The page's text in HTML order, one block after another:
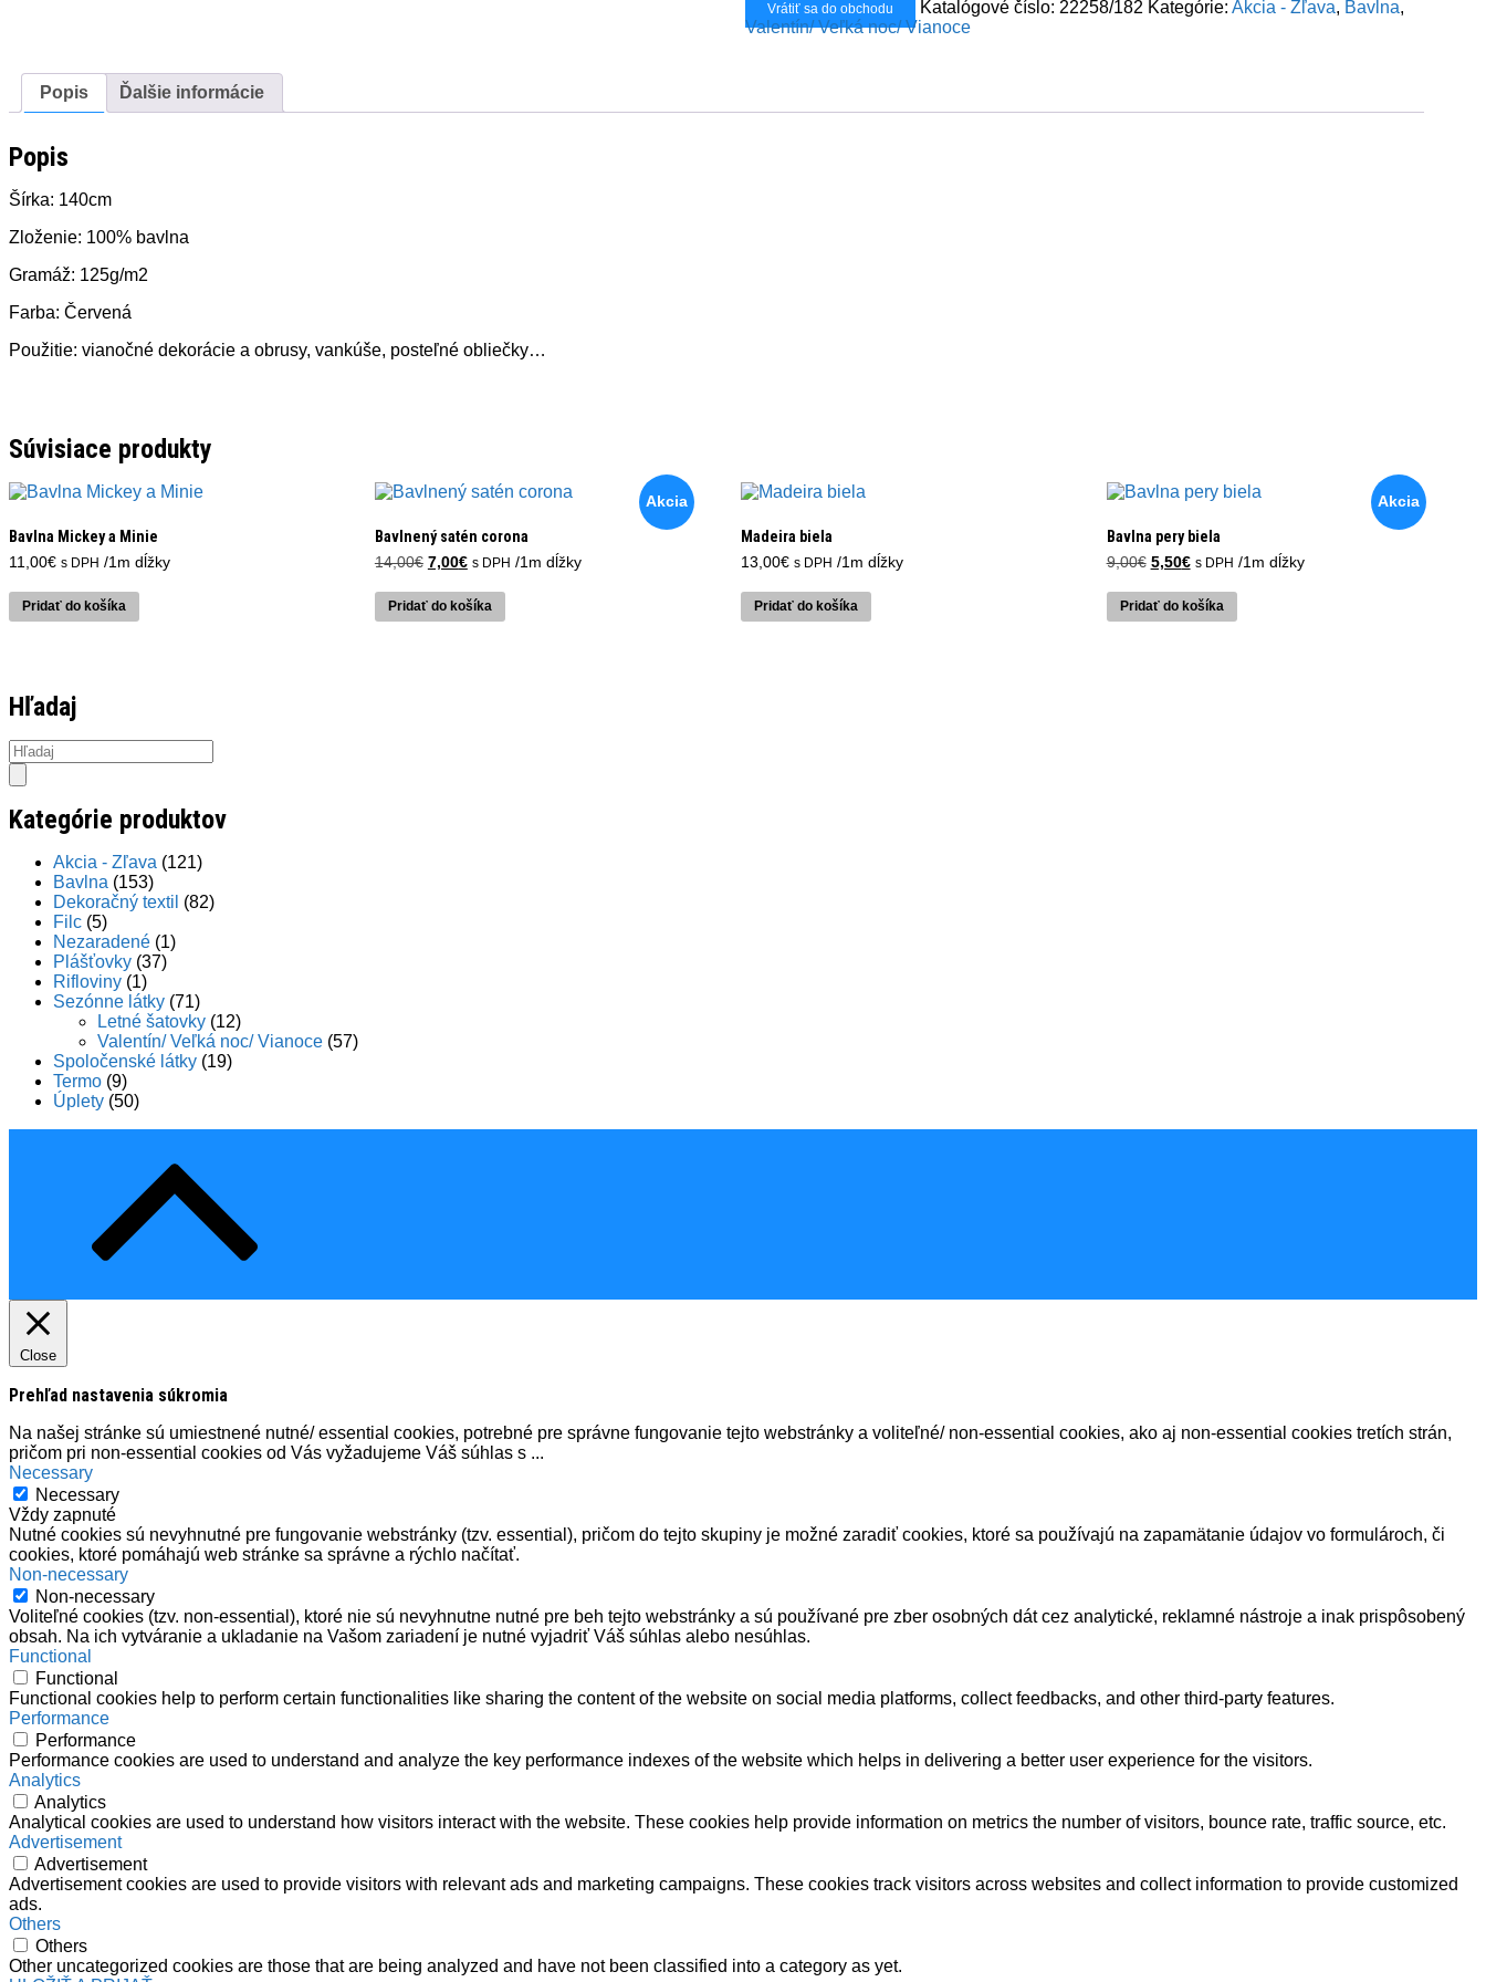
Vrátiť sa do obchodu Katalógové číslo: 22258/182 Kategórie: Akcia - Zľava, Bavlna,
Valentín/ Veľká noc/ Vianoce
Popis Ďalšie informácie
Popis
Šírka: 140cm
Zloženie: 100% bavlna
Gramáž: 125g/m2
Farba: Červená
Použitie: vianočné dekorácie a obrusy, vankúše, posteľné obliečky…
Súvisiace produkty
Bavlna Mickey a Minie
11,00€ s DPH /1m dĺžky
Pridať do košíka
Akcia
Bavlnený satén corona
14,00€ Pôvodná
bola:
14,00€.
7,00€Aktuálna
je:
7,00€.
s DPH /1m dĺžky
Pridať do košíka
Madeira biela
13,00€ s DPH /1m dĺžky
Pridať do košíka
Akcia
Bavlna pery biela
9,00€ Pôvodná
bola:
9,00€.
5,50€Aktuálna
je:
5,50€.
s DPH /1m dĺžky
Pridať do košíka
Hľadaj
Products
search
Kategórie produktov
Akcia - Zľava (121)
Bavlna (153)
Dekoračný textil (82)
Filc (5)
Nezaradené (1)
Plášťovky (37)
Rifloviny (1)
Sezónne látky (71)
Letné šatovky (12)
Valentín/ Veľká noc/ Vianoce (57)
Spoločenské látky (19)
Termo (9)
Úplety (50)
Close
Prehľad nastavenia súkromia
Na našej stránke sú umiestnené nutné/ essential cookies, potrebné pre správne fungovanie tejto webstránky a voliteľné/ non-essential cookies, ako aj non-essential cookies tretích strán,
pričom pri non-essential cookies od Vás vyžadujeme Váš súhlas s ...
Necessary
Necessary
Vždy zapnuté
Nutné cookies sú nevyhnutné pre fungovanie webstránky (tzv. essential), pričom do tejto skupiny je možné zaradiť cookies, ktoré sa používajú na zapamätanie údajov vo formulároch, či
cookies, ktoré pomáhajú web stránke sa správne a rýchlo načítať.
Non-necessary
Non-necessary
Voliteľné cookies (tzv. non-essential), ktoré nie sú nevyhnutne nutné pre beh tejto webstránky a sú používané pre zber osobných dát cez analytické, reklamné nástroje a inak prispôsobený
obsah. Na ich vytváranie a ukladanie na Vašom zariadení je nutné vyjadriť Váš súhlas alebo nesúhlas.
Functional
Functional
Functional cookies help to perform certain functionalities like sharing the content of the website on social media platforms, collect feedbacks, and other third-party features.
Performance
Performance
Performance cookies are used to understand and analyze the key performance indexes of the website which helps in delivering a better user experience for the visitors.
Analytics
Analytics
Analytical cookies are used to understand how visitors interact with the website. These cookies help provide information on metrics the number of visitors, bounce rate, traffic source, etc.
Advertisement
Advertisement
Advertisement cookies are used to provide visitors with relevant ads and marketing campaigns. These cookies track visitors across websites and collect information to provide customized
ads.
Others
Others
Other uncategorized cookies are those that are being analyzed and have not been classified into a category as yet.